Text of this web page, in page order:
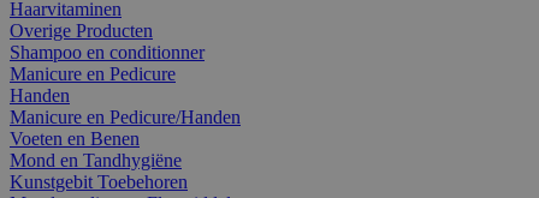
Haarvitaminen
Overige Producten
Shampoo en conditionner
Manicure en Pedicure
Handen
Manicure en Pedicure/Handen
Voeten en Benen
Mond en Tandhygiëne
Kunstgebit Toebehoren